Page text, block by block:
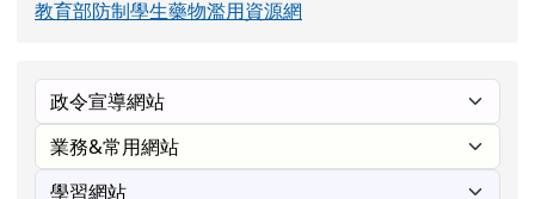
教育部防制學生藥物濫用資源網